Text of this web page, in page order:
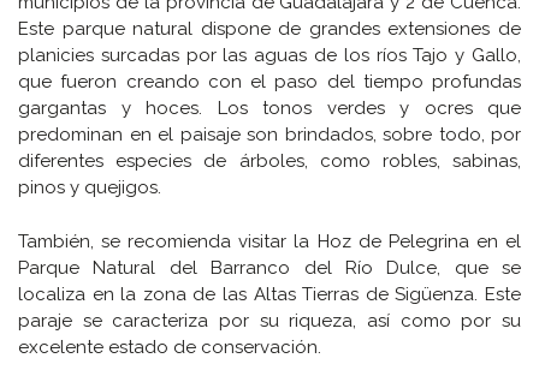
Este parque natural dispone de grandes extensiones de
planicies surcadas por las aguas de los ríos Tajo y Gallo,
que fueron creando con el paso del tiempo profundas
gargantas y hoces. Los tonos verdes y ocres que
predominan en el paisaje son brindados, sobre todo, por
diferentes especies de árboles, como robles, sabinas,
pinos y quejigos.
También, se recomienda visitar la Hoz de Pelegrina en el
Parque Natural del Barranco del Río Dulce, que se
localiza en la zona de las Altas Tierras de Sigüenza. Este
paraje se caracteriza por su riqueza, así como por su
excelente estado de conservación.